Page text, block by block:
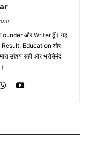
और Writer हूँ। यह
Result, Education और
उद्देश्य सही और भरोसेमंद